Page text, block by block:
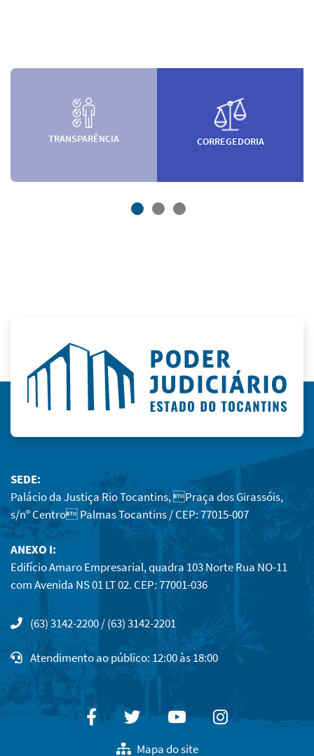
TRANSPARÊNCIA CORREGEDORIA
SEDE:
Palácio da Justiça Rio Tocantins, Praça dos Girassóis,
s/nº Centro Palmas Tocantins / CEP: 77015-007
ANEXO I:
Edifício Amaro Empresarial, quadra 103 Norte Rua NO-11
com Avenida NS 01 LT 02. CEP: 77001-036
(63) 3142-2200 / (63) 3142-2201
Atendimento ao público: 12:00 às 18:00
FacebookTwitterYoutubeInstagram
Mapa do site